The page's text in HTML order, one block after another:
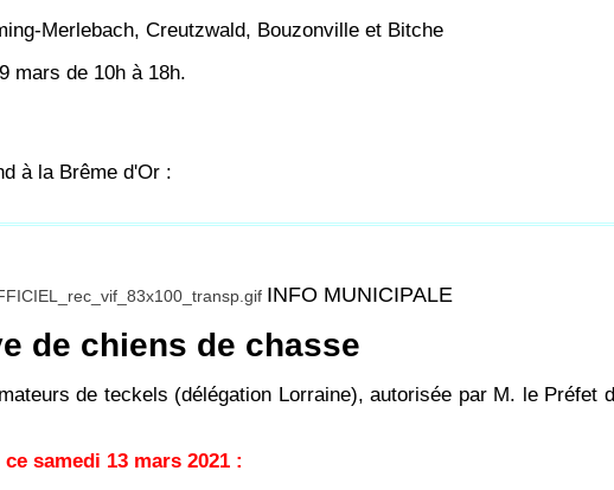
Merlebach, Creutzwald, Bouzonville et Bitche
mars de 10h à 18h.
à la Brême d'Or :
INFO MUNICIPALE
de chiens de chasse
de teckels (délégation Lorraine), autorisée par M. le Préfet
ce samedi 13 mars 2021 :